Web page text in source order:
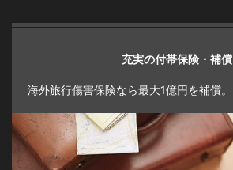
充実の付帯保険・補償
海外旅行傷害保険なら最大1億円を補償。